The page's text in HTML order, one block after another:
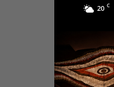
20 C